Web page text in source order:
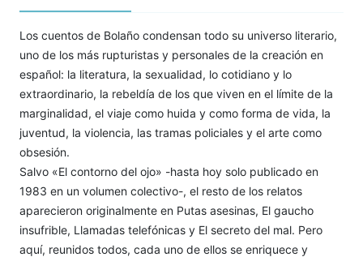
Los cuentos de Bolaño condensan todo su universo literario,
uno de los más rupturistas y personales de la creación en
español: la literatura, la sexualidad, lo cotidiano y lo
extraordinario, la rebeldía de los que viven en el límite de la
marginalidad, el viaje como huida y como forma de vida, la
juventud, la violencia, las tramas policiales y el arte como
obsesión.
Salvo «El contorno del ojo» -hasta hoy solo publicado en
1983 en un volumen colectivo-, el resto de los relatos
aparecieron originalmente en Putas asesinas, El gaucho
insufrible, Llamadas telefónicas y El secreto del mal. Pero
aquí, reunidos todos, cada uno de ellos se enriquece y